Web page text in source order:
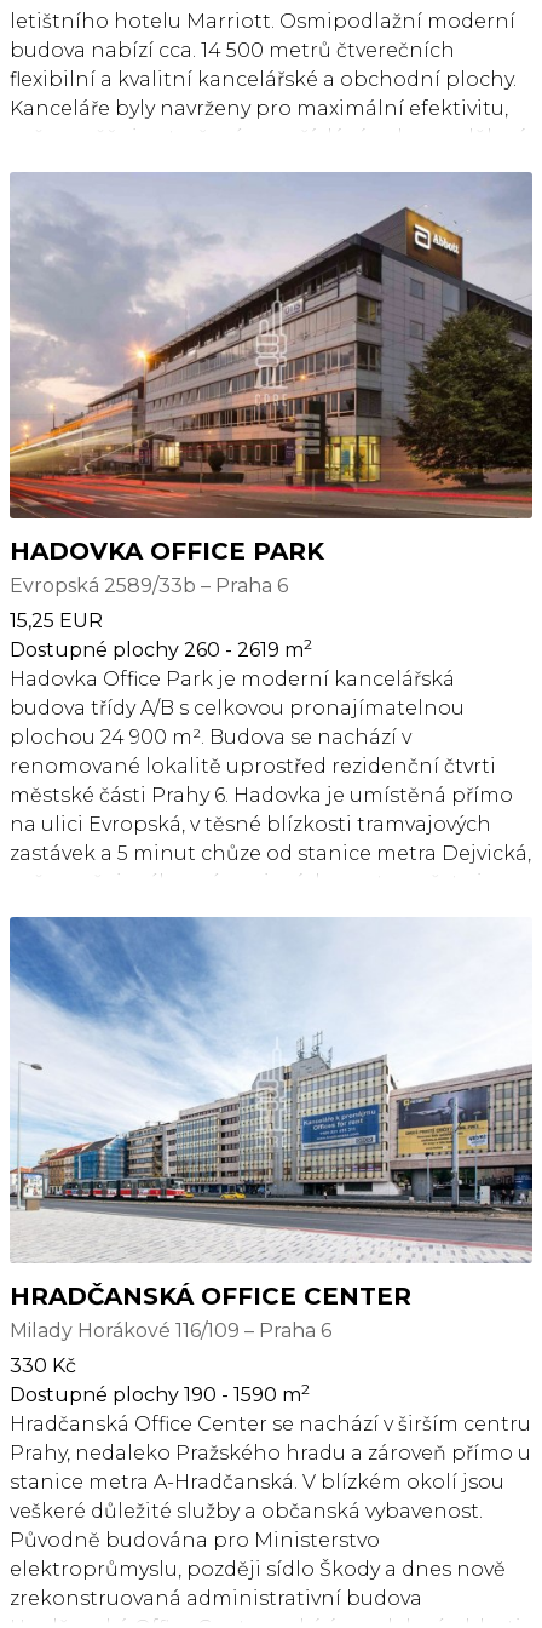
letištního hotelu Marriott. Osmipodlažní moderní
budova nabízí cca. 14 500 metrů čtverečních
flexibilní a kvalitní kancelářské a obchodní plochy.
Kanceláře byly navrženy pro maximální efektivitu,
což umožňuje otevřené uspořádání nebo rozdělení
podle požadavků nájemce. Nájemce je možné
patří jídelna, banka, pošta, obchody, restaurace,
supermarket a hotel v budově nebo poblíž.
Nájemníci mohou také využívat sdílené zasedací
místnosti v budově. Je zde dostatek parkovacích
míst a budova je snadno dostupná autem i
hromadnou dopravou.
HADOVKA OFFICE PARK
Evropská 2589/33b – Praha 6
15,25 EUR
Dostupné plochy 260 - 2619 m2
Hadovka Office Park je moderní kancelářská
budova třídy A/B s celkovou pronajímatelnou
plochou 24 900 m². Budova se nachází v
renomované lokalitě uprostřed rezidenční čtvrti
městské části Prahy 6. Hadovka je umístěná přímo
na ulici Evropská, v těsné blízkosti tramvajových
zastávek a 5 minut chůze od stanice metra Dejvická,
což zaručuje výborné spojení do centra města i na
pražské letiště Václava Havla. Budova disponuje
velmi dobrým poměrem parkovacích míst k
pronajímatelné ploše, nabízí kvalitní zázemí a
široký rozsah služeb. Nájemníci mají k dispozici
restauraci, kavárnu, nově vybavené fitness centrum,
taneční studio a společnou terasu pro relaxaci.
Hadovka byla ohodnocena ratingem BREEAM Very
Good.
HRADČANSKÁ OFFICE CENTER
Milady Horákové 116/109 – Praha 6
330 Kč
Dostupné plochy 190 - 1590 m2
Hradčanská Office Center se nachází v širším centru
Prahy, nedaleko Pražského hradu a zároveň přímo u
stanice metra A-Hradčanská. V blízkém okolí jsou
veškeré důležité služby a občanská vybavenost.
Původně budována pro Ministerstvo
elektroprůmyslu, později sídlo Škody a dnes nově
zrekonstruovaná administrativní budova